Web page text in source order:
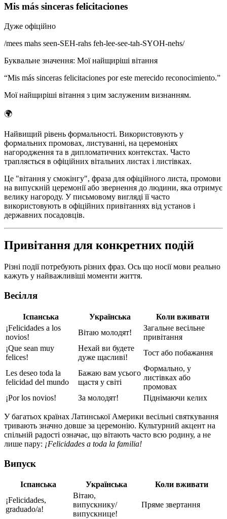
Mis más sinceras felicitaciones
Дуже офіційно
/mees mahs seen-SEH-rahs feh-lee-see-tah-SYOH-nehs/
Буквальне значення: Мої найщиріші вітання
“Mis más sinceras felicitaciones por este merecido reconocimiento.”
Мої найщиріші вітання з цим заслуженим визнанням.
🌍
Найвищий рівень формальності. Використовують у
формальних промовах, листуванні, на церемоніях
нагородження та в дипломатичних контекстах. Часто
трапляється в офіційних вітальних листах і листівках.
Це "вітання у смокінгу", фраза для офіційного листа, промови
на випускній церемонії або звернення до людини, яка отримує
велику нагороду. У письмовому вигляді її часто
використовують в офіційних привітаннях від установ і
державних посадовців.
Привітання для конкретних подій
Різні події потребують різних фраз. Ось що носії мови реально
кажуть у найважливіші моменти життя.
Весілля
Іспанська Українська
Коли вживати
¡Felicidades a los
novios!
Вітаю молодят!
Загальне весільне
привітання
¡Que sean muy
felices!
Нехай ви будете
дуже щасливі!
Тост або побажання
Les deseo toda la
felicidad del mundo
Бажаю вам усього
щастя у світі
Формально, у
листівках або
промовах
¡Por los novios!
За молодят! Піднімаючи келих
У багатьох країнах Латинської Америки весільні святкування
тривають значно довше за церемонію. Культурний акцент на
спільній радості означає, що вітають часто всю родину, а не
лише пару: ¡Felicidades a toda la familia!
Випуск
Іспанська Українська
Коли вживати
¡Felicidades,
graduado/a!
Вітаю,
випускнику/
випускнице!
Пряме звертання